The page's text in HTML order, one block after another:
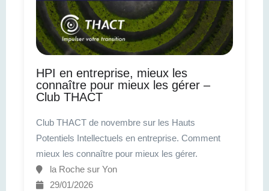
HPI en entreprise, mieux les
connaître pour mieux les gérer –
Club THACT
Club THACT de novembre sur les Hauts
Potentiels Intellectuels en entreprise. Comment
mieux les connaître pour mieux les gérer.
la Roche sur Yon
29/01/2026